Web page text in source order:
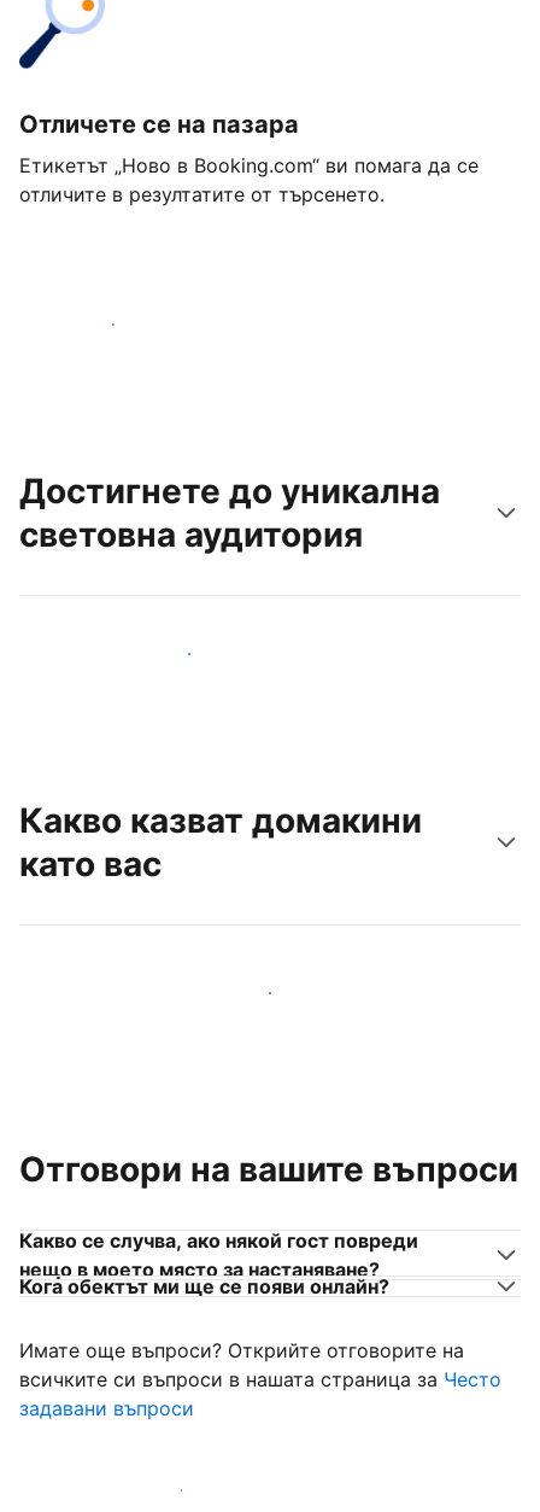
Отличете се на пазара
Етикетът „Ново в Booking.com“ ви помага да се
отличите в резултатите от търсенето.
Започнете днес
Достигнете до уникална
световна аудитория
Достигнете до нови гости днес
Какво казват домакини
като вас
Отговори на вашите въпроси
Какво се случва, ако някой гост повреди
нещо в моето място за настаняване?
Кога обектът ми ще се появи онлайн?
Имате още въпроси? Открийте отговорите на
всичките си въпроси в нашата страница за Често
задавани въпроси
Започнете да приемате гости